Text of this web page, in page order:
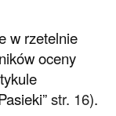
w rzetelnie
oceny
str. 16).